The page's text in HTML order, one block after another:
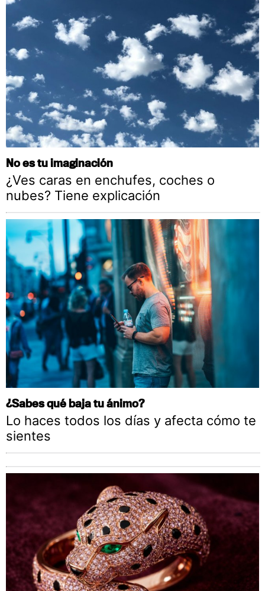
No es tu imaginación
¿Ves caras en enchufes, coches o
nubes? Tiene explicación
¿Sabes qué baja tu ánimo?
Lo haces todos los días y afecta cómo te
sientes